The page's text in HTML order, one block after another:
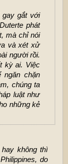
gay gắt với
phát
mà chỉ nói
và xét xử
người rồi.
kỳ ai. Việc
ngăn chặn
chúng ta
luật như
những kẻ
không thì
do